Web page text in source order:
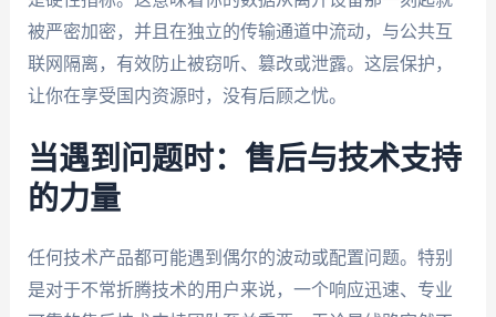
被严密加密，并且在独立的传输通道中流动，与公共互
联网隔离，有效防止被窃听、篡改或泄露。这层保护，
让你在享受国内资源时，没有后顾之忧。
当遇到问题时：售后与技术支持
的力量
任何技术产品都可能遇到偶尔的波动或配置问题。特别
是对于不常折腾技术的用户来说，一个响应迅速、专业